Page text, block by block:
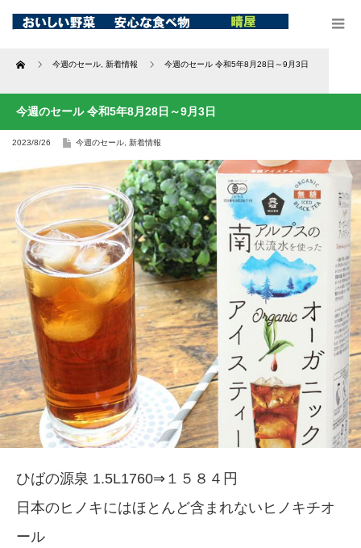
Home 今週のセール 新着情報 今週のセール 令和5年8月28日～9月3日
今週のセール 令和5年8月28日～9月3日
2023/8/26 今週のセール 新着情報
ひばの源泉 1.5L1760⇒１５８４円
日本のヒノキにはほとんど含まれないヒノキチオ
ール